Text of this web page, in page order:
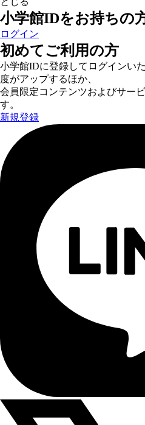
小学館IDをお持ちの
ログイン
初めてご利用の方
小学館IDに登録してログインい
度がアップするほか、
会員限定コンテンツおよびサー
す。
新規登録